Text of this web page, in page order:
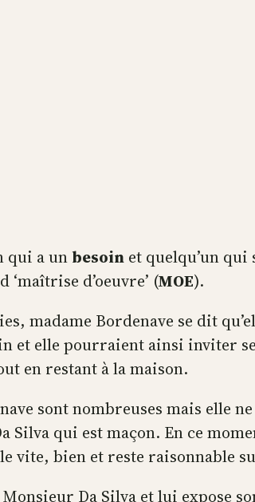
qui a un besoin et quelqu’un qui
d’oeuvre’ (MOE).
madame Bordenave se dit
et elle pourraient ainsi inviter
en restant à la maison.
sont nombreuses mais elle
Silva qui est maçon. En ce
vite, bien et reste raisonnable
Da Silva et lui expose